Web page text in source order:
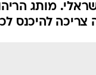
מותג
להיכנס